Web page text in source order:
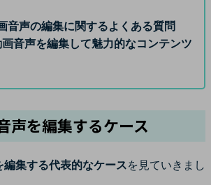
声の編集に関するよくある質問
音声を編集して魅力的なコンテンツ
声を編集するケース
編集する代表的なケースを見ていきまし